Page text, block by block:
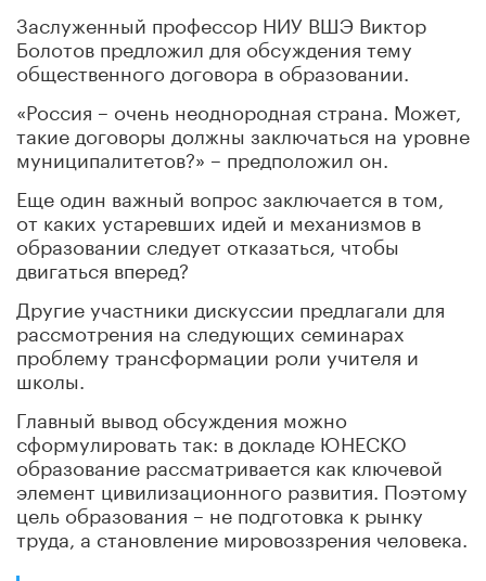
Заслуженный профессор НИУ ВШЭ Виктор
Болотов предложил для обсуждения тему
общественного договора в образовании.
«Россия – очень неоднородная страна. Может,
такие договоры должны заключаться на уровне
муниципалитетов?» – предположил он.
Еще один важный вопрос заключается в том,
от каких устаревших идей и механизмов в
образовании следует отказаться, чтобы
двигаться вперед?
Другие участники дискуссии предлагали для
рассмотрения на следующих семинарах
проблему трансформации роли учителя и
школы.
Главный вывод обсуждения можно
сформулировать так: в докладе ЮНЕСКО
образование рассматривается как ключевой
элемент цивилизационного развития. Поэтому
цель образования – не подготовка к рынку
труда, а становление мировоззрения человека.